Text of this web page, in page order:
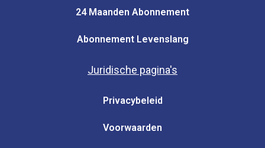
24 Maanden Abonnement
Abonnement Levenslang
Juridische pagina's
Privacybeleid
Voorwaarden